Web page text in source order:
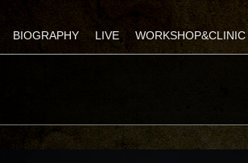
BIOGRAPHY LIVE WORKSHOP&CLINIC